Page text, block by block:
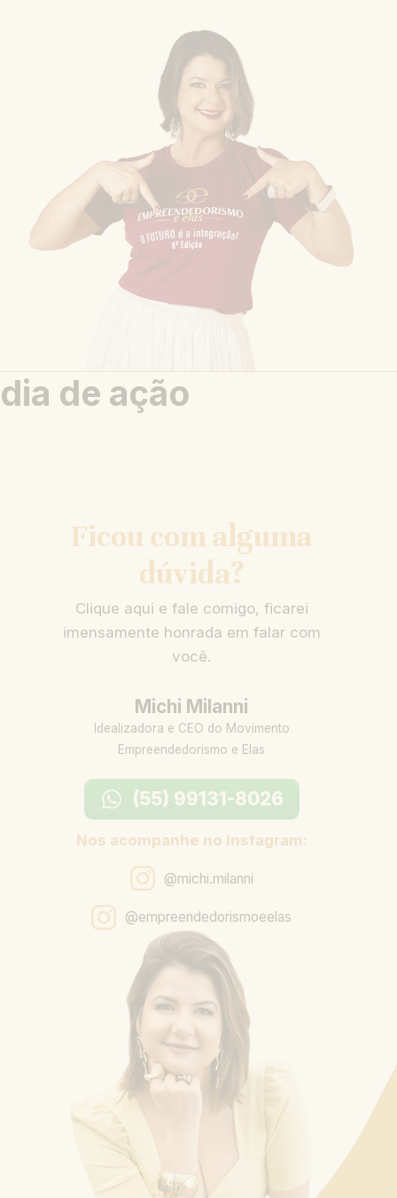
dia de ação
Ficou com alguma
dúvida?
Clique aqui e fale comigo, ficarei
imensamente honrada em falar com
você.
Michi Milanni
Idealizadora e CEO do Movimento
Empreendedorismo e Elas
(55) 99131-8026
Nos acompanhe no Instagram:
@michi.milanni
@empreendedorismoeelas